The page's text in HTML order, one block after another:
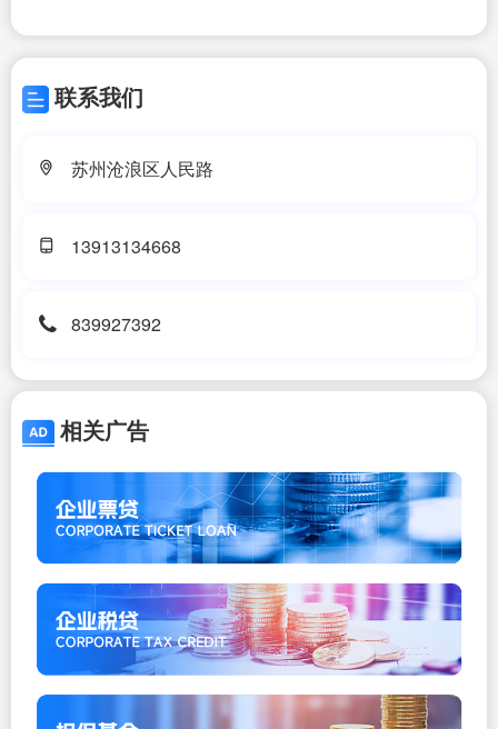
联系我们
苏州沧浪区人民路
13913134668
839927392
相关广告